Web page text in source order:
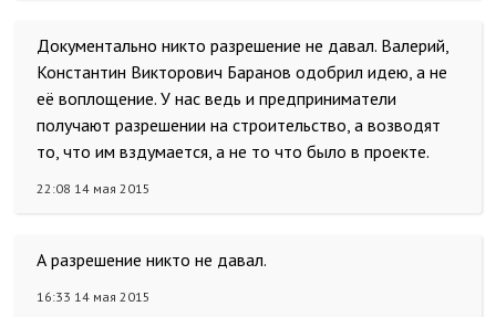
Документально никто разрешение не давал. Валерий,
Константин Викторович Баранов одобрил идею, а не
её воплощение. У нас ведь и предприниматели
получают разрешении на строительство, а возводят
то, что им вздумается, а не то что было в проекте.
22:08 14 мая 2015
А разрешение никто не давал.
16:33 14 мая 2015